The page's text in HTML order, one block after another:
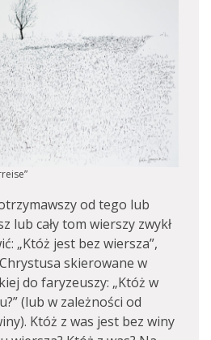
od tego lub
lub cały tom wierszy zwykł
„Któż jest bez wiersza”,
skierowane w
do faryzeuszy: „Któż w
(lub w zależności od
Któż z was jest bez winy